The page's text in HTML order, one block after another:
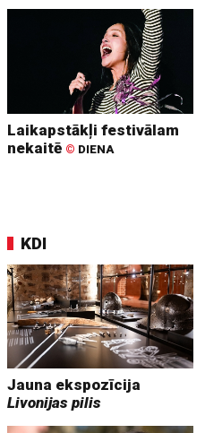
Laikapstākļi festivālam
nekaitē © DIENA
KDI
Jauna ekspozīcija
Livonijas pilis